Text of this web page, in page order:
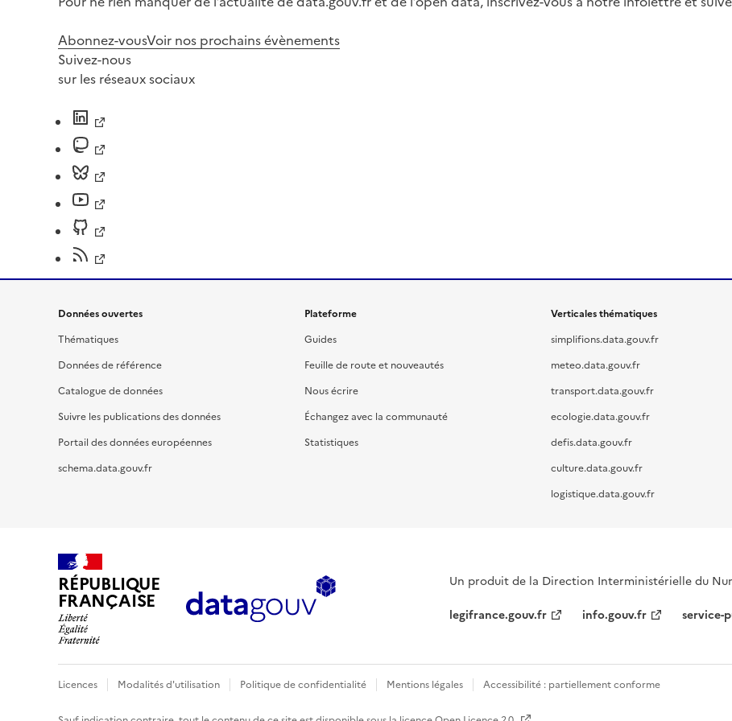
Abonnez-vousVoir nos prochains évènements
Suivez-nous
sur les réseaux sociaux
Données ouvertes
Thématiques
Données de référence
Catalogue de données
Suivre les publications des données
Portail des données européennes
schema.data.gouv.fr
Plateforme
Guides
Feuille de route et nouveautés
Nous écrire
Échangez avec la communauté
Statistiques
Verticales thématiques
simplifions.data.gouv.fr
meteo.data.gouv.fr
transport.data.gouv.fr
ecologie.data.gouv.fr
defis.data.gouv.fr
culture.data.gouv.fr
logistique.data.gouv.fr
RÉPUBLIQUE
FRANÇAISE
Un produit de la Direction Interministérielle du
legifrance.gouv.fr
info.gouv.fr service-
Licences Modalités d'utilisation Politique de confidentialité Mentions légales Accessibilité : partiellement conforme